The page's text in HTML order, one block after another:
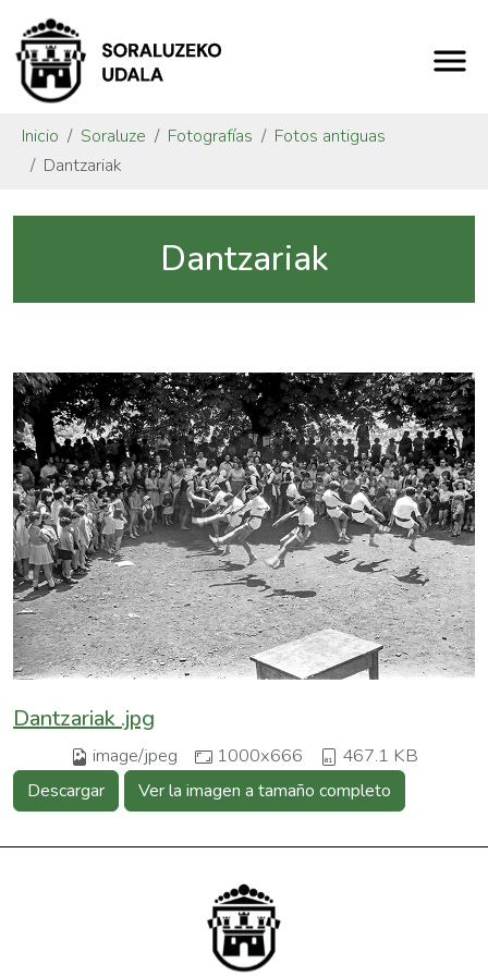
Inicio Soraluze Fotografías
Fotos antiguas
Dantzariak
Dantzariak
Dantzariak .jpg
image/jpeg 1000x666 467.1 KB
Descargar Ver la imagen a tamaño completo